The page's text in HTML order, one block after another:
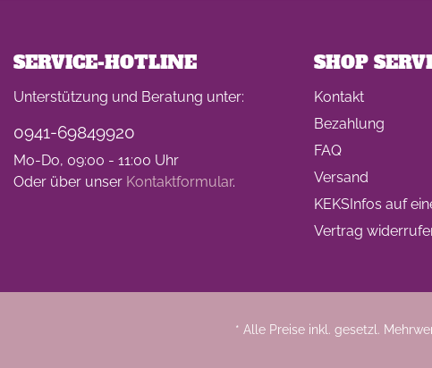
SERVICE-HOTLINE
Unterstützung und Beratung unter:
0941-69849920
Mo-Do, 09:00 - 11:00 Uhr
Oder über unser Kontaktformular.
SHOP
Kontakt
Bezahlung
FAQ
Versand
KEKSInfos auf
Vertrag
* Alle Preise inkl. gesetzl.